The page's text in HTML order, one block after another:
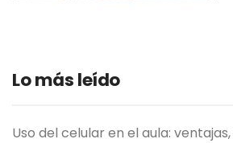
Lo más leído
Uso del celular en el aula: